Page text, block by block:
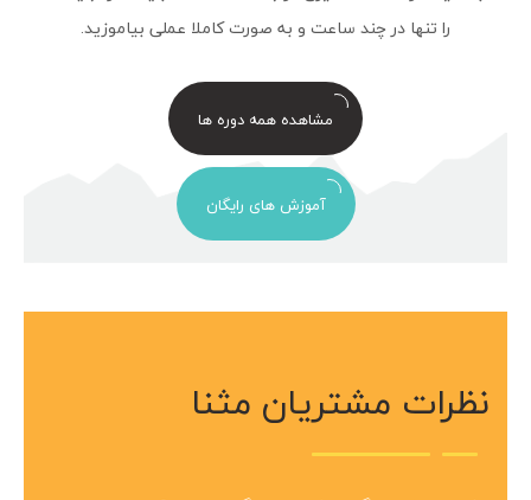
را تنها در چند ساعت و به صورت کاملا عملی بیاموزید.
مشاهده همه دوره ها
آموزش های رایگان
نظرات مشتریان مثنا